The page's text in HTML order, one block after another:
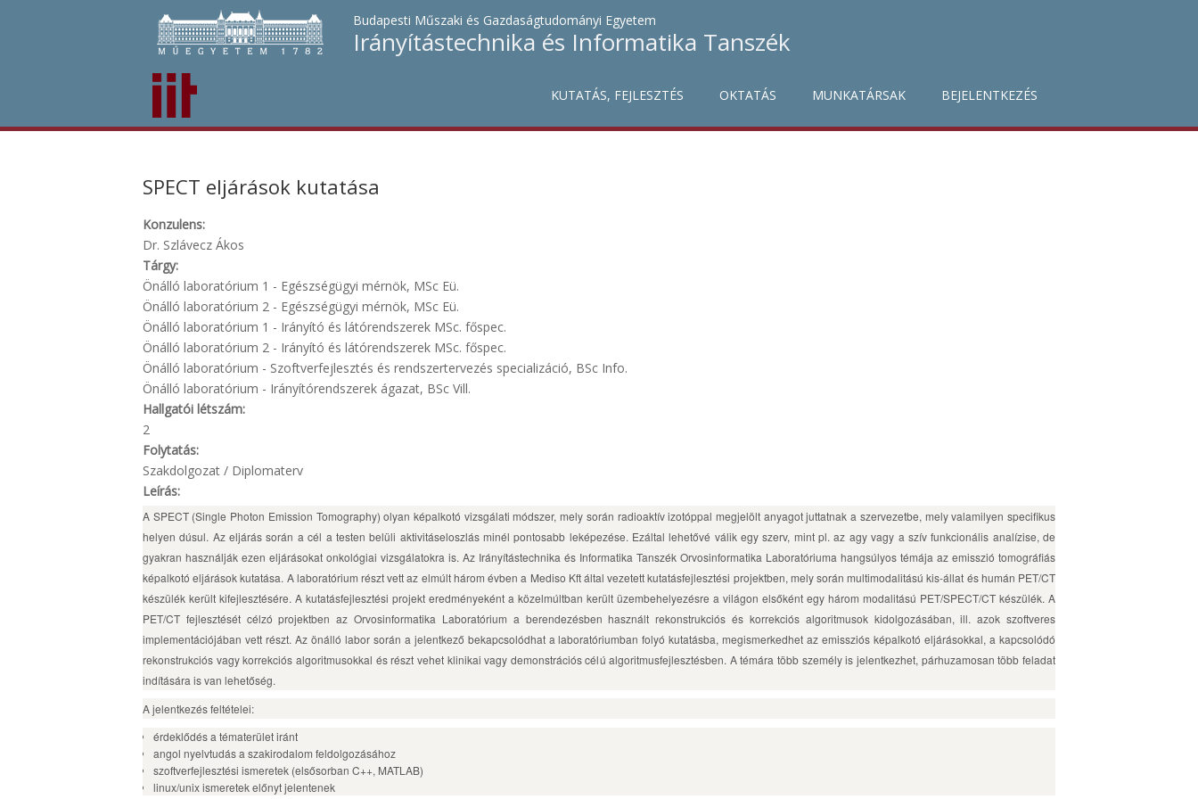
Budapesti Műszaki és Gazdaságtudományi Egyetem
Irányítástechnika és Informatika Tanszék
KUTATÁS, FEJLESZTÉS OKTATÁS MUNKATÁRSAK BEJELENTKEZÉS
SPECT eljárások kutatása
Konzulens:
Dr. Szlávecz Ákos
Tárgy:
Önálló laboratórium 1 - Egészségügyi mérnök, MSc Eü.
Önálló laboratórium 2 - Egészségügyi mérnök, MSc Eü.
Önálló laboratórium 1 - Irányító és látórendszerek MSc. főspec.
Önálló laboratórium 2 - Irányító és látórendszerek MSc. főspec.
Önálló laboratórium - Szoftverfejlesztés és rendszertervezés specializáció, BSc Info.
Önálló laboratórium - Irányítórendszerek ágazat, BSc Vill.
Hallgatói létszám:
2
Folytatás:
Szakdolgozat / Diplomaterv
Leírás:
A SPECT (Single Photon Emission Tomography) olyan képalkotó vizsgálati módszer, mely során radioaktív izotóppal megjelölt anyagot juttatnak a szervezetbe, mely valamilyen specifikus
helyen dúsul. Az eljárás során a cél a testen belüli aktivitáseloszlás minél pontosabb leképezése. Ezáltal lehetővé válik egy szerv, mint pl. az agy vagy a szív funkcionális analízise, de
gyakran használják ezen eljárásokat onkológiai vizsgálatokra is. Az Irányítástechnika és Informatika Tanszék Orvosinformatika Laboratóriuma hangsúlyos témája az emisszió tomográfiás
képalkotó eljárások kutatása. A laboratórium részt vett az elmúlt három évben a Mediso Kft által vezetett kutatásfejlesztési projektben, mely során multimodalitású kis-állat és humán PET/CT
készülék került kifejlesztésére. A kutatásfejlesztési projekt eredményeként a közelmúltban került üzembehelyezésre a világon elsőként egy három modalitású PET/SPECT/CT készülék. A
PET/CT fejlesztését célzó projektben az Orvosinformatika Laboratórium a berendezésben használt rekonstrukciós és korrekciós algoritmusok kidolgozásában, ill. azok szoftveres
implementációjában vett részt. Az önálló labor során a jelentkező bekapcsolódhat a laboratóriumban folyó kutatásba, megismerkedhet az emissziós képalkotó eljárásokkal, a kapcsolódó
rekonstrukciós vagy korrekciós algoritmusokkal és részt vehet klinikai vagy demonstrációs célú algoritmusfejlesztésben. A témára több személy is jelentkezhet, párhuzamosan több feladat
indítására is van lehetőség.
A jelentkezés feltételei:
érdeklődés a tématerület iránt
angol nyelvtudás a szakirodalom feldolgozásához
szoftverfejlesztési ismeretek (elsősorban C++, MATLAB)
linux/unix ismeretek előnyt jelentenek